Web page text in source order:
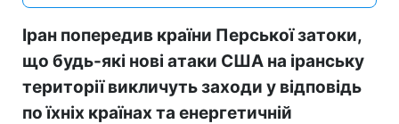
Іран попередив країни Перської затоки,
що будь-які нові атаки США на іранську
території викличуть заходи у відповідь
по їхніх країнах та енергетичній